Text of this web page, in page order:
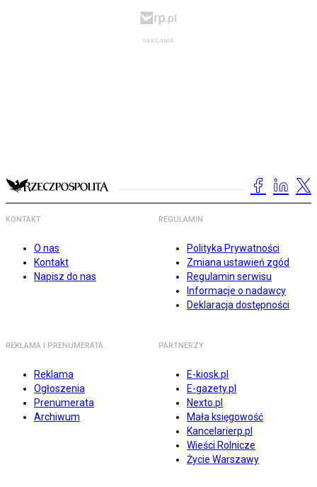
KONTAKT
O nas
Kontakt
Napisz do nas
REGULAMIN
Polityka Prywatności
Zmiana ustawień zgód
Regulamin serwisu
Informacje o nadawcy
Deklaracja dostępności
REKLAMA I PRENUMERATA
Reklama
Ogłoszenia
Prenumerata
Archiwum
PARTNERZY
E-kiosk.pl
E-gazety.pl
Nexto.pl
Mała księgowość
Kancelarierp.pl
Wieści Rolnicze
Życie Warszawy